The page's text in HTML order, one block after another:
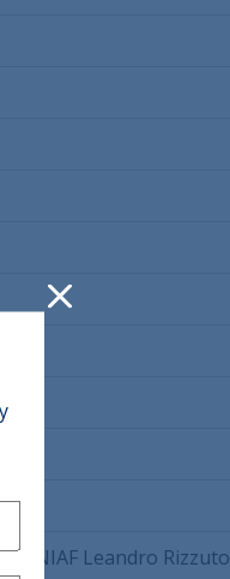
NIAF Leandro Rizzuto